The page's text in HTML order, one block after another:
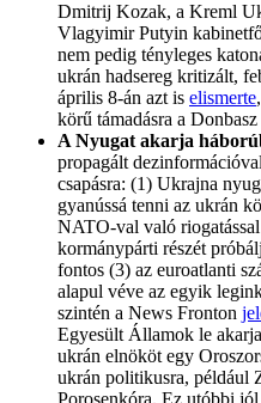
Dmitrij Kozak, a Kreml
Vlagyimir Putyin
nem pedig tényleges
ukrán hadsereg kritizált,
április 8-án azt is elismerte
körű támadásra a
A Nyugat akarja
propagált
csapásra: (1) Ukrajna
gyanússá tenni az ukrán
NATO-val való
kormánypárti részét
fontos (3) az euroatlanti
alapul véve az egyik
szintén a News Fronton
Egyesült Államok le
ukrán elnököt egy
ukrán politikusra, például
Porosenkóra. Ez utóbbi